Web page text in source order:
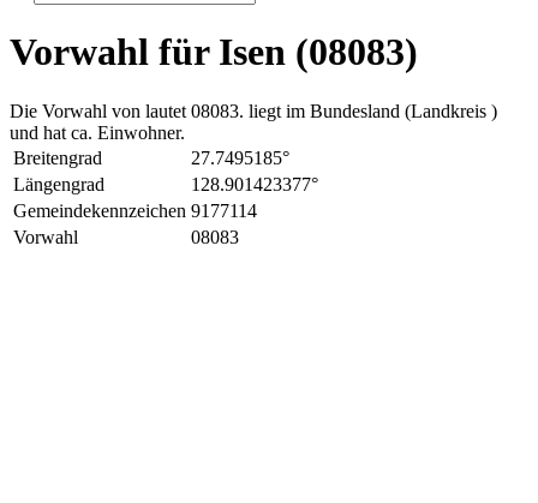
Vorwahl für Isen (08083)
Die Vorwahl von lautet 08083. liegt im Bundesland (Landkreis )
und hat ca. Einwohner.
Breitengrad
27.7495185°
Längengrad
128.901423377°
Gemeindekennzeichen 9177114
Vorwahl
08083